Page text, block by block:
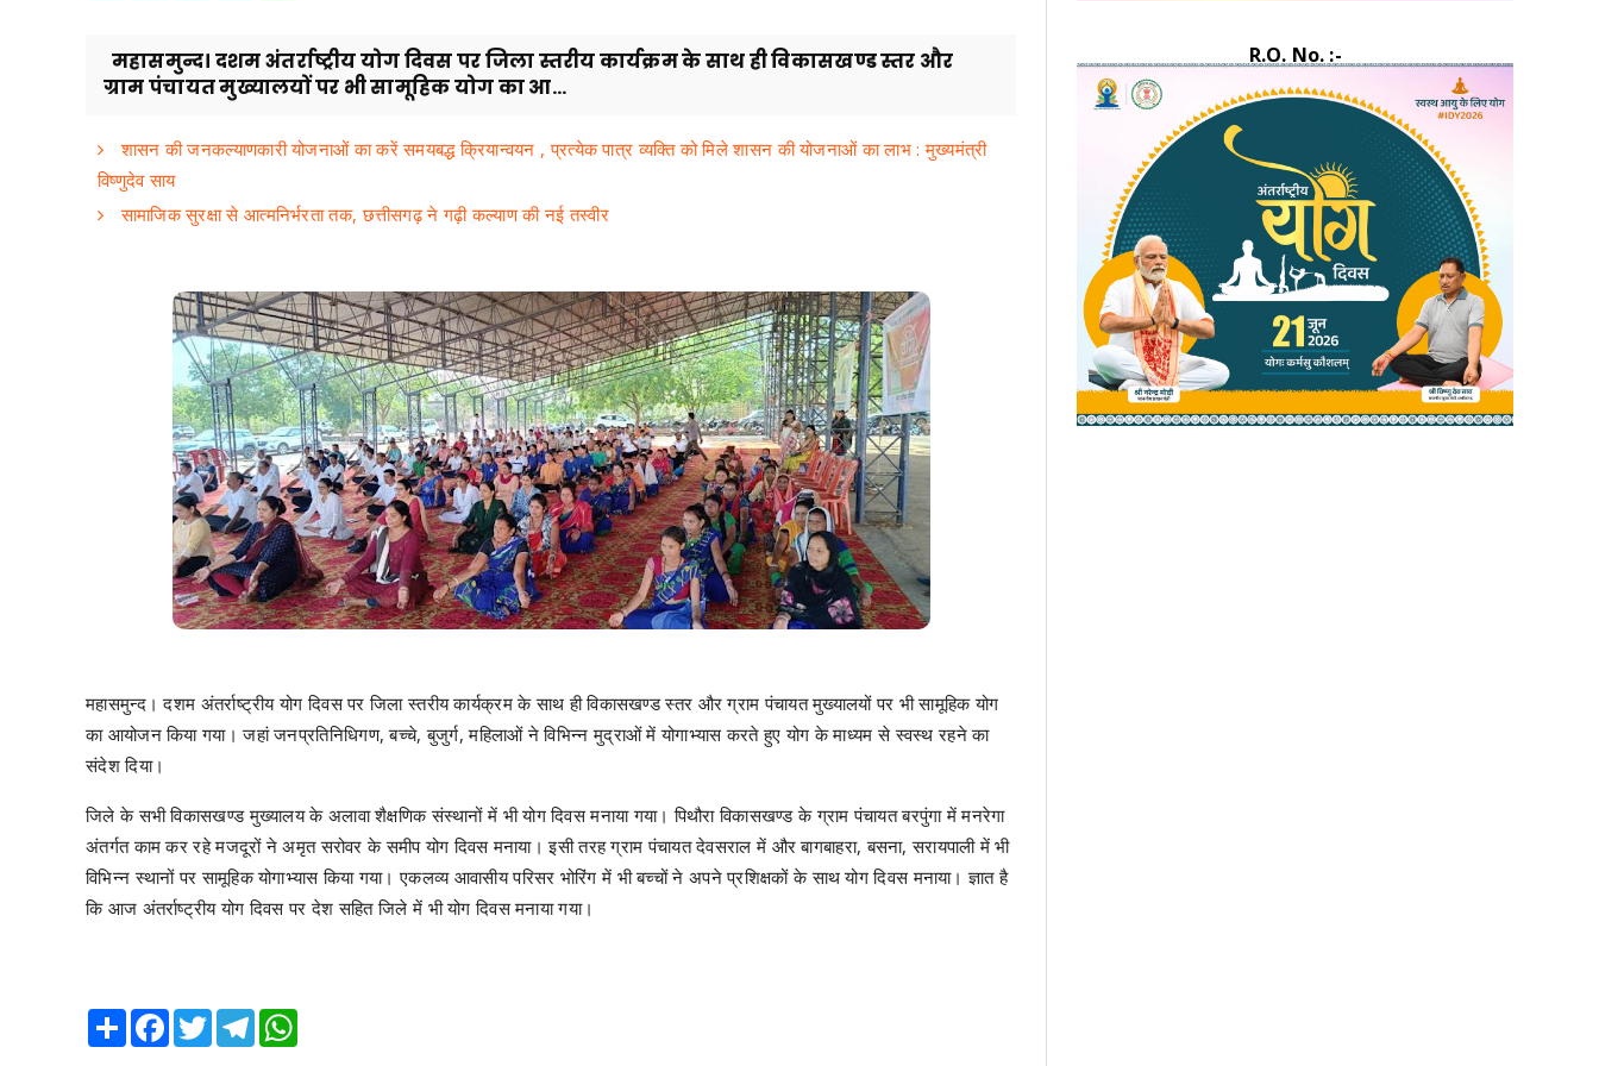
महासमुन्द। दशम अंतर्राष्ट्रीय योग दिवस पर जिला स्तरीय कार्यक्रम के साथ ही विकासखण्ड स्तर और
ग्राम पंचायत मुख्यालयों पर भी सामूहिक योग का आ...
शासन की जनकल्याणकारी योजनाओं का करें समयबद्ध क्रियान्वयन , प्रत्येक पात्र व्यक्ति को मिले शासन की योजनाओं का लाभ : मुख्यमंत्री
विष्णुदेव साय
सामाजिक सुरक्षा से आत्मनिर्भरता तक, छत्तीसगढ़ ने गढ़ी कल्याण की नई तस्वीर
महासमुन्द। दशम अंतर्राष्ट्रीय योग दिवस पर जिला स्तरीय कार्यक्रम के साथ ही विकासखण्ड स्तर और ग्राम पंचायत मुख्यालयों पर भी सामूहिक योग
का आयोजन किया गया। जहां जनप्रतिनिधिगण, बच्चे, बुजुर्ग, महिलाओं ने विभिन्न मुद्राओं में योगाभ्यास करते हुए योग के माध्यम से स्वस्थ रहने का
संदेश दिया।
जिले के सभी विकासखण्ड मुख्यालय के अलावा शैक्षणिक संस्थानों में भी योग दिवस मनाया गया। पिथौरा विकासखण्ड के ग्राम पंचायत बरपुंगा में मनरेगा
अंतर्गत काम कर रहे मजदूरों ने अमृत सरोवर के समीप योग दिवस मनाया। इसी तरह ग्राम पंचायत देवसराल में और बागबाहरा, बसना, सरायपाली में भी
विभिन्न स्थानों पर सामूहिक योगाभ्यास किया गया। एकलव्य आवासीय परिसर भोरिंग में भी बच्चों ने अपने प्रशिक्षकों के साथ योग दिवस मनाया। ज्ञात है
कि आज अंतर्राष्ट्रीय योग दिवस पर देश सहित जिले में भी योग दिवस मनाया गया।
Share Facebook
TwitterTelegram
R.O. No. :-